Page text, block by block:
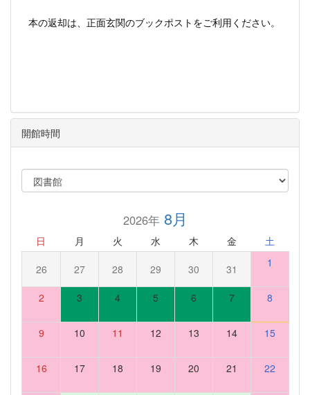
本の返却は、正面玄関のブックポストをご利用ください。
開館時間
2026年8月
日 月 火 水 木 金 土
26 27 28 29 30 31 1
2 3 4 5 6 7 8
9 10 11 12 13 14 15
16 17 18 19 20 21 22